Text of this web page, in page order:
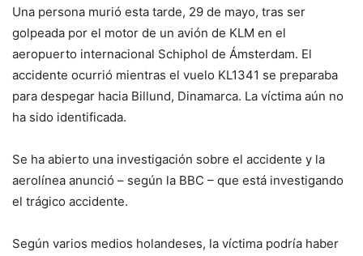
Una persona murió esta tarde, 29 de mayo, tras ser
golpeada por el motor de un avión de KLM en el
aeropuerto internacional Schiphol de Ámsterdam. El
accidente ocurrió mientras el vuelo KL1341 se preparaba
para despegar hacia Billund, Dinamarca. La víctima aún no
ha sido identificada.
Se ha abierto una investigación sobre el accidente y la
aerolínea anunció – según la BBC – que está investigando
el trágico accidente.
Según varios medios holandeses, la víctima podría haber